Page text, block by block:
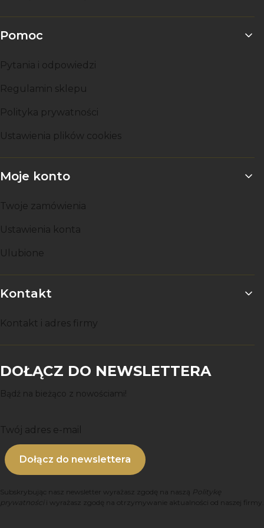
Pomoc
Pytania i odpowiedzi
Regulamin sklepu
Polityka prywatności
Ustawienia plików cookies
Moje konto
Twoje zamówienia
Ustawienia konta
Ulubione
Kontakt
Kontakt i adres firmy
DOŁĄCZ DO NEWSLETTERA
Bądź na bieżąco z nowościami!
Twój adres e-mail
Dołącz do newslettera
Subskrybując nasz newsletter wyrażasz zgodę na naszą Politykę
prywatności
i wyrażasz zgodę na otrzymywanie aktualności od naszej firmy.